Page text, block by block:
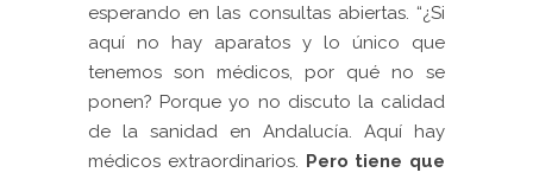
esperando en las consultas abiertas. “¿Si
aquí no hay aparatos y lo único que
tenemos son médicos, por qué no se
ponen? Porque yo no discuto la calidad
de la sanidad en Andalucía. Aquí hay
médicos extraordinarios. Pero tiene que